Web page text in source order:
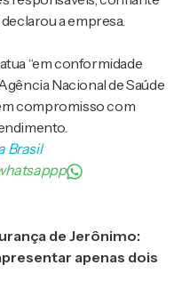
a empresa.
“em conformidade
Nacional de Saúde
compromisso com
Brasil
de Jerônimo:
apenas dois